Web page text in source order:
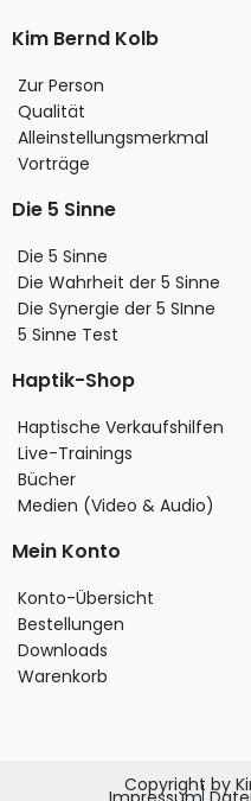
Kim Bernd Kolb
Zur Person
Qualität
Alleinstellungsmerkmal
Vorträge
Die 5 Sinne
Die 5 Sinne
Die Wahrheit der 5 Sinne
Die Synergie der 5 SInne
5 Sinne Test
Haptik-Shop
Haptische Verkaufshilfen
Live-Trainings
Bücher
Medien (Video & Audio)
Mein Konto
Konto-Übersicht
Bestellungen
Downloads
Warenkorb
Copyright by